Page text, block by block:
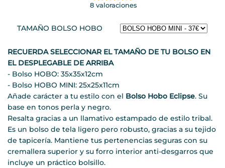
8 valoraciones
TAMAÑO BOLSO HOBO
RECUERDA SELECCIONAR EL TAMAÑO DE TU BOLSO EN
EL DESPLEGABLE DE ARRIBA
- Bolso HOBO: 35x35x12cm
- Bolso HOBO MINI: 25x25x11cm
Añade carácter a tu estilo con el Bolso Hobo Eclipse. Su
base en tonos perla y negro.
Resalta gracias a un llamativo estampado de estilo tribal.
Es un bolso de tela ligero pero robusto, gracias a su tejido
de tapicería. Mantiene tus pertenencias seguras con su
cremallera superior y su forro interior anti-desgarros que
incluye un práctico bolsillo.